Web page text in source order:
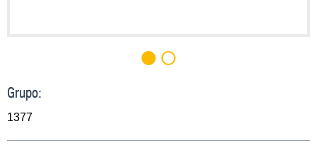
Grupo:
1377